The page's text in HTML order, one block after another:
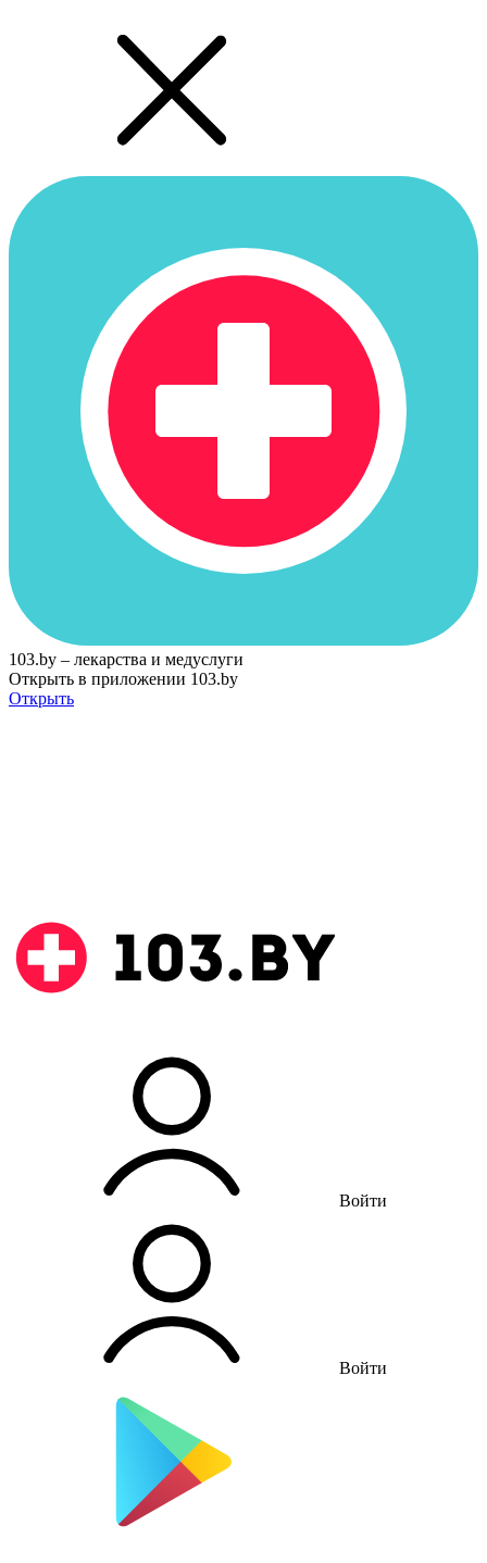
103.by – лекарства и медуслуги
Открыть в приложении 103.by
Открыть
Войти
Войти